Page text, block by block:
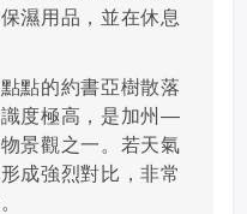
濕用品，並在休息
點的約書亞樹散落
度極高，是加州—
景觀之一。若天氣
成強烈對比，非常